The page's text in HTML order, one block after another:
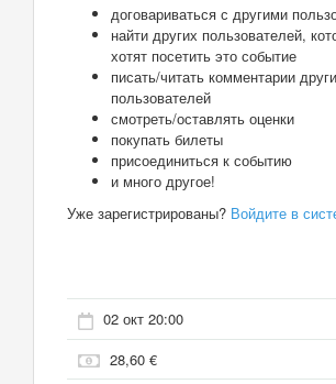
договариваться с другими
найти других пользователей,
хотят посетить это событие
писать/читать комментарии
пользователей
смотреть/оставлять оценки
покупать билеты
присоединиться к событию
и много другое!
Уже зарегистрированы? Войдите в
02 окт 20:00
28,60 €